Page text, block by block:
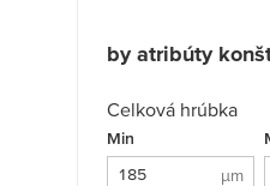
by atribúty
Celková hrúbka
Celková
Min
µm